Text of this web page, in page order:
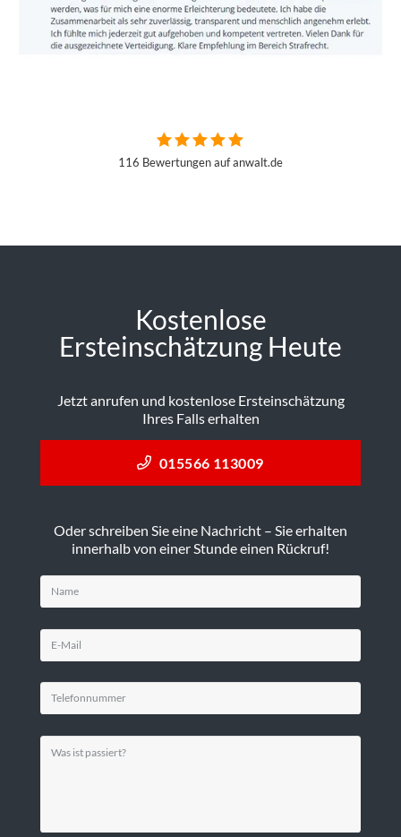
116 Bewertungen auf anwalt.de
Kostenlose
Ersteinschätzung Heute
Jetzt anrufen und kostenlose Ersteinschätzung
Ihres Falls erhalten
015566 113009
Oder schreiben Sie eine Nachricht – Sie erhalten
innerhalb von einer Stunde einen Rückruf!